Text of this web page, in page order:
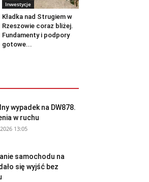
Inwestycje
Kładka nad Strugiem w
Rzeszowie coraz bliżej.
Fundamenty i podpory
gotowe...
wypadek na DW878.
w ruchu
13:05
samochodu na
się wyjść bez